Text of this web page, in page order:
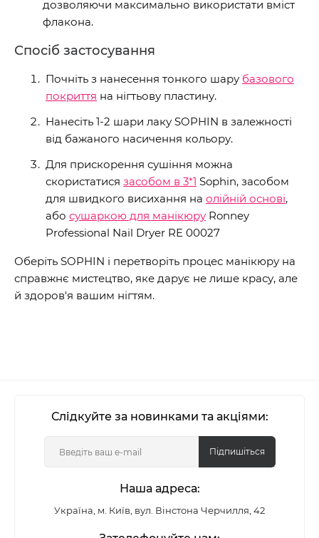
дозволяючи максимально використати вміст
флакона.
Спосіб застосування
Почніть з нанесення тонкого шару базового
покриття на нігтьову пластину.
Нанесіть 1-2 шари лаку SOPHIN в залежності
від бажаного насичення кольору.
Для прискорення сушіння можна
скористатися засобом в 3*1 Sophin, засобом
для швидкого висихання на олійній основі,
або сушаркою для манікюру Ronney
Professional Nail Dryer RE 00027
Оберіть SOPHIN і перетворіть процес манікюру на
справжнє мистецтво, яке дарує не лише красу, але
й здоров'я вашим нігтям.
Слідкуйте за новинками та акціями:
Підпишіться
Наша адреса:
Україна, м. Київ, вул. Вінстона Черчилля, 42